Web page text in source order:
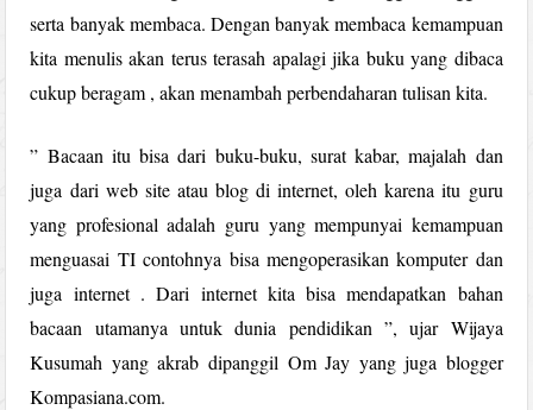
serta banyak membaca. Dengan banyak membaca kemampuan
kita menulis akan terus terasah apalagi jika buku yang dibaca
cukup beragam , akan menambah perbendaharan tulisan kita.
” Bacaan itu bisa dari buku-buku, surat kabar, majalah dan
juga dari web site atau blog di internet, oleh karena itu guru
yang profesional adalah guru yang mempunyai kemampuan
menguasai TI contohnya bisa mengoperasikan komputer dan
juga internet . Dari internet kita bisa mendapatkan bahan
bacaan utamanya untuk dunia pendidikan ”, ujar Wijaya
Kusumah yang akrab dipanggil Om Jay yang juga blogger
Kompasiana.com.